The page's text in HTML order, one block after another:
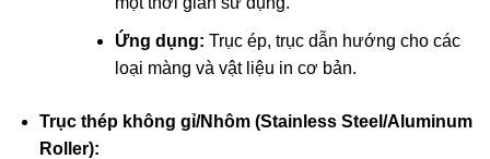
Ứng dụng: Trục ép, trục dẫn hướng cho các
loại màng và vật liệu in cơ bản.
Trục thép không gỉ/Nhôm (Stainless Steel/Aluminum
Roller):